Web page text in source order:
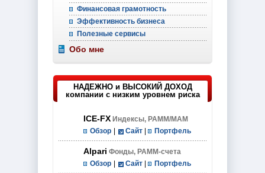
Финансовая грамотность
Эффективность бизнеса
Полезные сервисы
Обо мне
НАДЕЖНО и ВЫСОКИЙ ДОХОД
компании с низким уровнем риска
ICE-FX Индексы, PAMM/MAM
Обзор Сайт Портфель
Alpari Фонды, PAMM-счета
Обзор Сайт Портфель